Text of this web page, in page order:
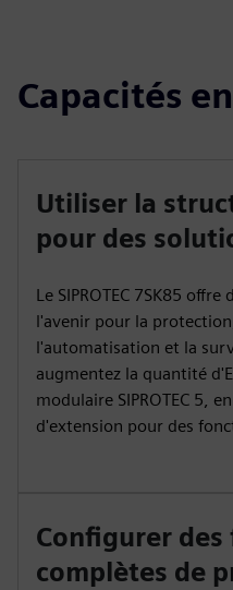
Capacités
Utiliser la
pour des
Le SIPROTEC 7SK85
l'avenir pour la
l'automatisation et la
augmentez la quantité
modulaire SIPROTEC 5,
d'extension pour des
Configurer
complètes de